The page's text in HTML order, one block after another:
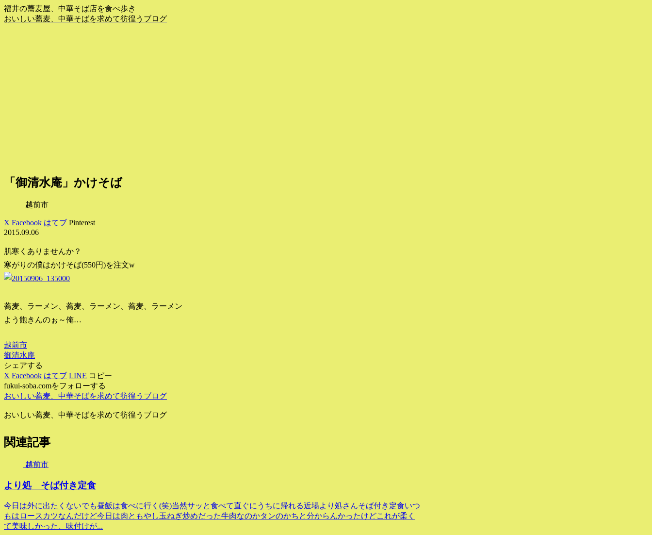
福井の蕎麦屋、中華そば店を食べ歩き
おいしい蕎麦、中華そばを求めて彷徨うブログ
「御清水庵」かけそば
越前市
X Facebook はてブ Pinterest
2015.09.06
肌寒くありませんか？
寒がりの僕はかけそば(550円)を注文w
蕎麦、ラーメン、蕎麦、ラーメン、蕎麦、ラーメン
よう飽きんのぉ～俺…
越前市
御清水庵
シェアする
X Facebook はてブ LINE コピー
fukui-soba.comをフォローする
おいしい蕎麦、中華そばを求めて彷徨うブログ
おいしい蕎麦、中華そばを求めて彷徨うブログ
関連記事
越前市
より処 そば付き定食
今日は外に出たくないでも昼飯は食べに行く(笑)当然サッと食べて直ぐにうちに帰れる近場より処さんそば付き定食いつ
もはロースカツなんだけど今日は肉ともやし玉ねぎ炒めだった牛肉なのかタンのかちと分からんかったけどこれが柔く
て美味しかった、味付けが...